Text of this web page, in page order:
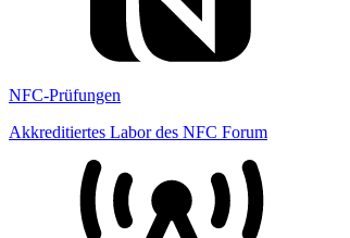
NFC-Prüfungen
Akkreditiertes Labor des NFC Forum